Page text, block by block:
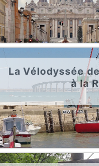
La Vélodyssée
à la